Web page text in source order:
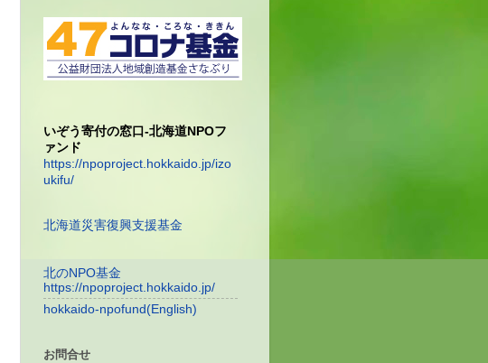
いぞう寄付の窓口-北海道NPOフ
ァンド
https://npoproject.hokkaido.jp/izo
ukifu/
北海道災害復興支援基金
北のNPO基金
https://npoproject.hokkaido.jp/
hokkaido-npofund(English)
お問合せ